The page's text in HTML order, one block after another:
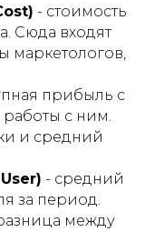
- стоимость
Сюда входят
маркетологов,
прибыль с
работы с ним.
и средний
- средний
за период.
между